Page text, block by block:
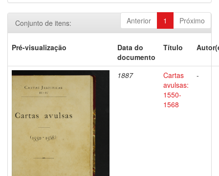
Anterior 1 Próximo
Conjunto de itens:
Pré-visualização
Data do
documento
Título
1887
Cartas
avulsas:
1550-
1568
-